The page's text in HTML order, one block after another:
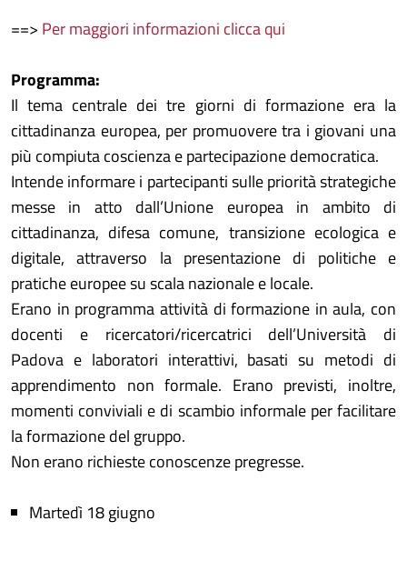
==> Per maggiori informazioni clicca qui
Programma:
Il tema centrale dei tre giorni di formazione era la
cittadinanza europea, per promuovere tra i giovani una
più compiuta coscienza e partecipazione democratica.
Intende informare i partecipanti sulle priorità strategiche
messe in atto dall’Unione europea in ambito di
cittadinanza, difesa comune, transizione ecologica e
digitale, attraverso la presentazione di politiche e
pratiche europee su scala nazionale e locale.
Erano in programma attività di formazione in aula, con
docenti e ricercatori/ricercatrici dell’Università di
Padova e laboratori interattivi, basati su metodi di
apprendimento non formale. Erano previsti, inoltre,
momenti conviviali e di scambio informale per facilitare
la formazione del gruppo.
Non erano richieste conoscenze pregresse.
Martedì 18 giugno